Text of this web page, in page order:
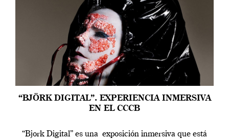
“BJÖRK DIGITAL”. EXPERIENCIA INMERSIVA
EN EL CCCB
“Bjork Digital” es una exposición inmersiva que está